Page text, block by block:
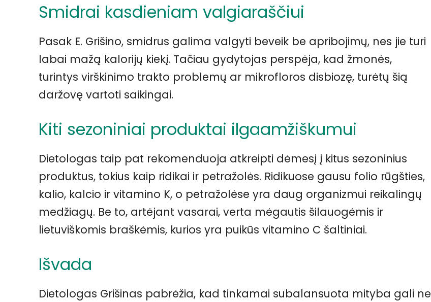
Smidrai kasdieniam valgiaraščiui
Pasak E. Grišino, smidrus galima valgyti beveik be apribojimų, nes jie turi
labai mažą kalorijų kiekį. Tačiau gydytojas perspėja, kad žmonės,
turintys virškinimo trakto problemų ar mikrofloros disbiozę, turėtų šią
daržovę vartoti saikingai.
Kiti sezoniniai produktai ilgaamžiškumui
Dietologas taip pat rekomenduoja atkreipti dėmesį į kitus sezoninius
produktus, tokius kaip ridikai ir petražolės. Ridikuose gausu folio rūgšties,
kalio, kalcio ir vitamino K, o petražolėse yra daug organizmui reikalingų
medžiagų. Be to, artėjant vasarai, verta mėgautis šilauogėmis ir
lietuviškomis braškėmis, kurios yra puikūs vitamino C šaltiniai.
Išvada
Dietologas Grišinas pabrėžia, kad tinkamai subalansuota mityba gali ne